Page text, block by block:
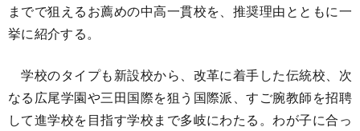
までで狙えるお薦めの中高一貫校を、推奨理由とともに一
挙に紹介する。
学校のタイプも新設校から、改革に着手した伝統校、次
なる広尾学園や三田国際を狙う国際派、すご腕教師を招聘
して進学校を目指す学校まで多岐にわたる。わが子に合っ